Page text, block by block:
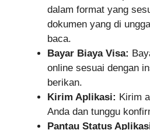
dalam format yang
dokumen yang di
baca.
Bayar Biaya Visa:
online sesuai dengan
berikan.
Kirim Aplikasi: Kirim
Anda dan tunggu
Pantau Status